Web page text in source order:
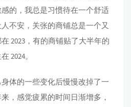
的，我总是习惯待在一个舒适
不安，关张的商铺总是一个又
2023，有的商铺贴了大半年的
2024。
体的一些变化后慢慢改掉了一
，感觉疲累的时间日渐增多，